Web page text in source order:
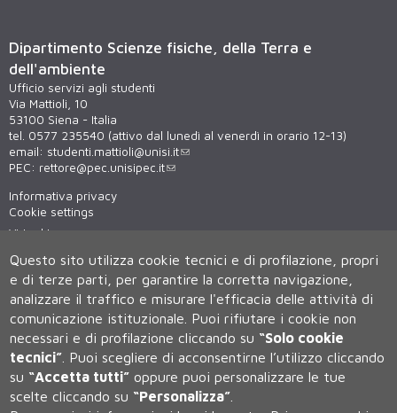
Dipartimento Scienze fisiche, della Terra e
dell'ambiente
Ufficio servizi agli studenti
Via Mattioli, 10
53100 Siena - Italia
tel. 0577 235540 (attivo dal lunedì al venerdì in orario 12-13)
email: studenti.mattioli@unisi.it
PEC: rettore@pec.unisipec.it
Informativa privacy
Cookie settings
Virtual tour
Università degli Studi di Siena
Rettorato, via Banchi di Sotto 55, 53100 Siena ITALIA
Questo sito utilizza cookie tecnici e di profilazione, propri
e di terze parti, per garantire la corretta navigazione,
analizzare il traffico e misurare l'efficacia delle attività di
comunicazione istituzionale. Puoi rifiutare i cookie non
necessari e di profilazione cliccando su “Solo cookie
tecnici” Puoi scegliere di acconsentirne l’utilizzo cliccando
su “Accetta tutti” oppure puoi personalizzare le tue
scelte cliccando su “Personalizza”